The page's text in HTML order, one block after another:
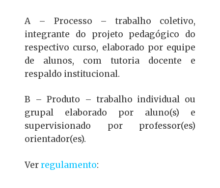
A – Processo – trabalho coletivo,
integrante do projeto pedagógico do
respectivo curso, elaborado por equipe
de alunos, com tutoria docente e
respaldo institucional.
B – Produto – trabalho individual ou
grupal elaborado por aluno(s) e
supervisionado por professor(es)
orientador(es).
Verregulamento: